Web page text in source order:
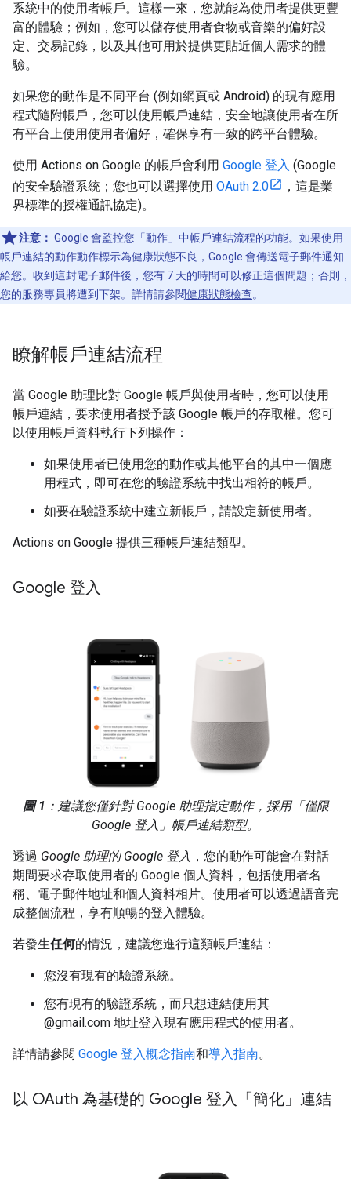
系統中的使用者帳戶。這樣一來，您就能為使用者提供更豐
富的體驗；例如，您可以儲存使用者食物或音樂的偏好設
定、交易記錄，以及其他可用於提供更貼近個人需求的體
驗。
如果您的動作是不同平台 (例如網頁或 Android) 的現有應用
程式隨附帳戶，您可以使用帳戶連結，安全地讓使用者在所
有平台上使用使用者偏好，確保享有一致的跨平台體驗。
使用 Actions on Google 的帳戶會利用 Google 登入 (Google
的安全驗證系統；您也可以選擇使用 OAuth 2.0
，這是業
界標準的授權通訊協定)。
注意： Google 會監控您「動作」中帳戶連結流程的功能。如果使用
帳戶連結的動作動作標示為健康狀態不良，Google 會傳送電子郵件通知
給您。收到這封電子郵件後，您有 7 天的時間可以修正這個問題；否則，
您的服務專員將遭到下架。詳情請參閱健康狀態檢查。
瞭解帳戶連結流程
當 Google 助理比對 Google 帳戶與使用者時，您可以使用
帳戶連結，要求使用者授予該 Google 帳戶的存取權。您可
以使用帳戶資料執行下列操作：
如果使用者已使用您的動作或其他平台的其中一個應
用程式，即可在您的驗證系統中找出相符的帳戶。
如要在驗證系統中建立新帳戶，請設定新使用者。
Actions on Google 提供三種帳戶連結類型。
Google 登入
圖 1 ：建議您僅針對 Google 助理指定動作，採用「僅限
Google 登入」帳戶連結類型。
透過 Google 助理的 Google 登入 ，您的動作可能會在對話
期間要求存取使用者的 Google 個人資料，包括使用者名
稱、電子郵件地址和個人資料相片。使用者可以透過語音完
成整個流程，享有順暢的登入體驗。
若發生任何的情況，建議您進行這類帳戶連結：
您沒有現有的驗證系統。
您有現有的驗證系統，而只想連結使用其
@gmail.com 地址登入現有應用程式的使用者。
詳情請參閱 Google 登入概念指南和導入指南。
以 OAuth 為基礎的 Google 登入「簡化」連結